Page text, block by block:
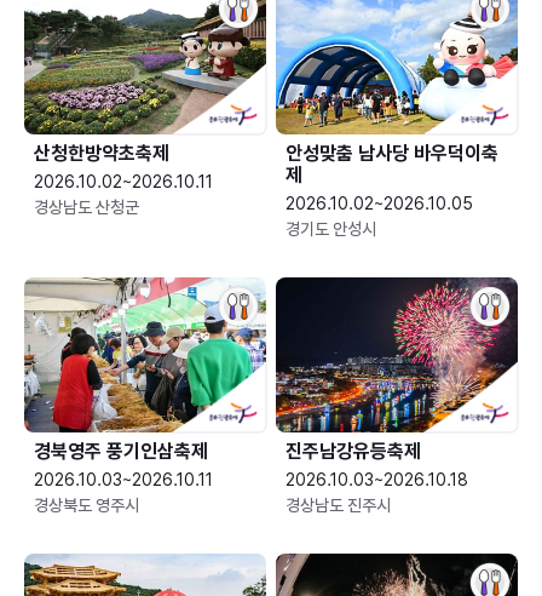
산청한방약초축제
2026.10.02~2026.10.11
경상남도 산청군
안성맞춤 남사당 바우덕이축
제
2026.10.02~2026.10.05
경기도 안성시
경북영주 풍기인삼축제
2026.10.03~2026.10.11
경상북도 영주시
진주남강유등축제
2026.10.03~2026.10.18
경상남도 진주시